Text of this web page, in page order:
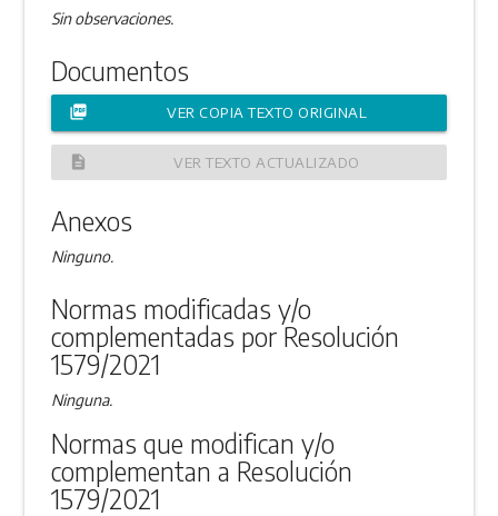
Sin observaciones.
Documentos
picture_as_pdf VER COPIA TEXTO ORIGINAL
description VER TEXTO ACTUALIZADO
Anexos
Ninguno.
Normas modificadas y/o
complementadas por Resolución
1579/2021
Ninguna.
Normas que modifican y/o
complementan a Resolución
1579/2021